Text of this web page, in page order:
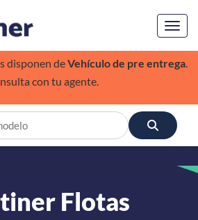
disponen deVehículo de pre entrega.
con tu agente.
Flotas